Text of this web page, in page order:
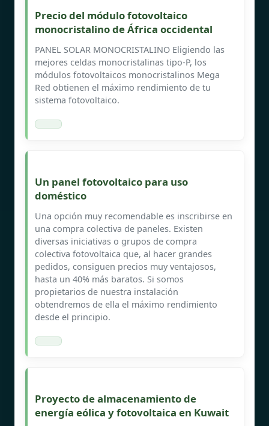
Precio del módulo fotovoltaico
monocristalino de África occidental
PANEL SOLAR MONOCRISTALINO Eligiendo las
mejores celdas monocristalinas tipo-P, los
módulos fotovoltaicos monocristalinos Mega
Red obtienen el máximo rendimiento de tu
sistema fotovoltaico.
Un panel fotovoltaico para uso
doméstico
Una opción muy recomendable es inscribirse en
una compra colectiva de paneles. Existen
diversas iniciativas o grupos de compra
colectiva fotovoltaica que, al hacer grandes
pedidos, consiguen precios muy ventajosos,
hasta un 40% más baratos. Si somos
propietarios de nuestra instalación
obtendremos de ella el máximo rendimiento
desde el principio.
Proyecto de almacenamiento de
energía eólica y fotovoltaica en Kuwait